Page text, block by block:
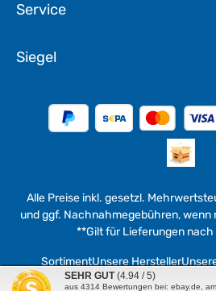
Service
Siegel
Alle Preise inkl. gesetzl.
und ggf. Nachnahmegebühren, wenn
**Gilt für Lieferungen
SortimentUnsere Hersteller
SEHR GUT (4.94 / 5)
aus 4314 Bewertungen bei: ebay.de,